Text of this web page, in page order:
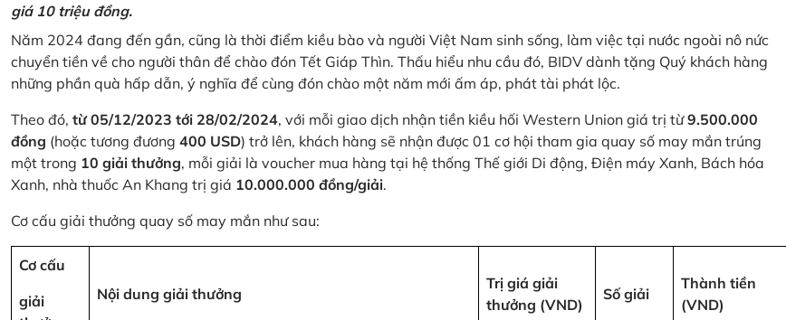
giá 10 triệu đồng.
Năm 2024 đang đến gần, cũng là thời điểm kiều bào và người Việt Nam sinh sống, làm việc tại nước ngoài nô nức
chuyển tiền về cho người thân để chào đón Tết Giáp Thìn. Thấu hiểu nhu cầu đó, BIDV dành tặng Quý khách hàng
những phần quà hấp dẫn, ý nghĩa để cùng đón chào một năm mới ấm áp, phát tài phát lộc.
Theo đó, từ 05/12/2023 tới 28/02/2024, với mỗi giao dịch nhận tiền kiều hối Western Union giá trị từ9.500.000
đồng (hoặc tương đương 400 USD) trở lên, khách hàng sẽ nhận được 01 cơ hội tham gia quay số may mắn trúng
một trong 10 giải thưởng, mỗi giải là voucher mua hàng tại hệ thống Thế giới Di động, Điện máy Xanh, Bách hóa
Xanh, nhà thuốc An Khang trị giá 10.000.000 đồng/giải.
Cơ cấu giải thưởng quay số may mắn như sau:
Cơ cấu
giải
Nội dung giải thưởng
Trị giá giải
thưởng (VND)
Số giải
Thành tiền
(VND)